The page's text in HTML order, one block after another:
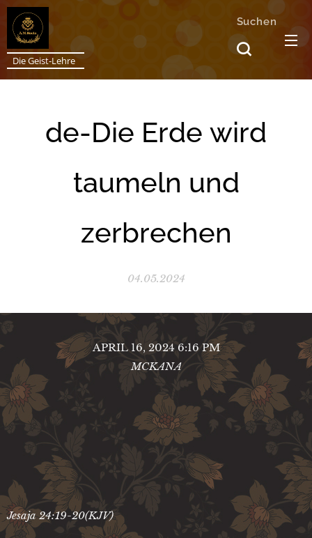
Die Geist-Lehre
Suchen
de-Die Erde wird
taumeln und
zerbrechen
04.05.2024
APRIL 16, 2024 6:16 PM
MCKANA
Jesaja 24:19-20(KJV)